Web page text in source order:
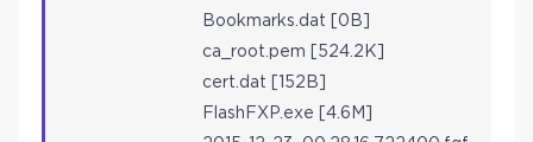
Bookmarks.dat [0B]
ca_root.pem [524.2K]
cert.dat [152B]
FlashFXP.exe [4.6M]